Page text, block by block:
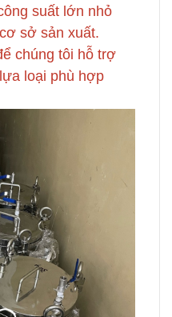
suất lớn nhỏ
sở sản xuất.
chúng tôi hỗ trợ
loại phù hợp